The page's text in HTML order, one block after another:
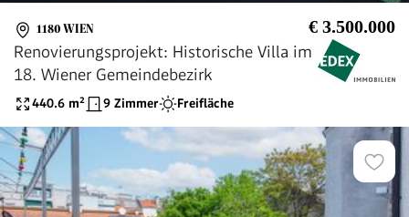
1180 WIEN € 3.500.000
Renovierungsprojekt: Historische Villa im
18. Wiener Gemeindebezirk
440.6 m² 9 Zimmer Freifläche